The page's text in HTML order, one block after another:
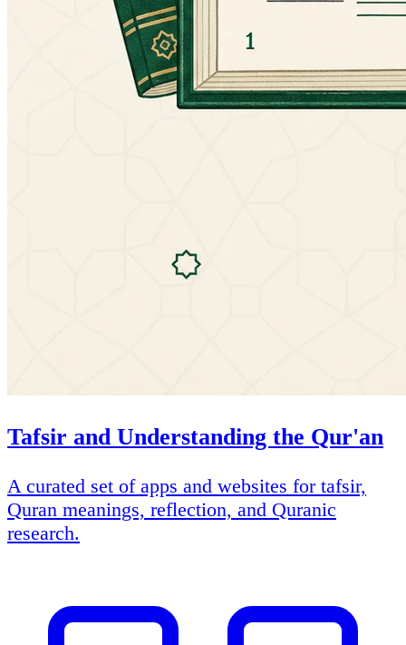
Tafsir and Understanding the Qur'an
A curated set of apps and websites for tafsir,
Quran meanings, reflection, and Quranic
research.